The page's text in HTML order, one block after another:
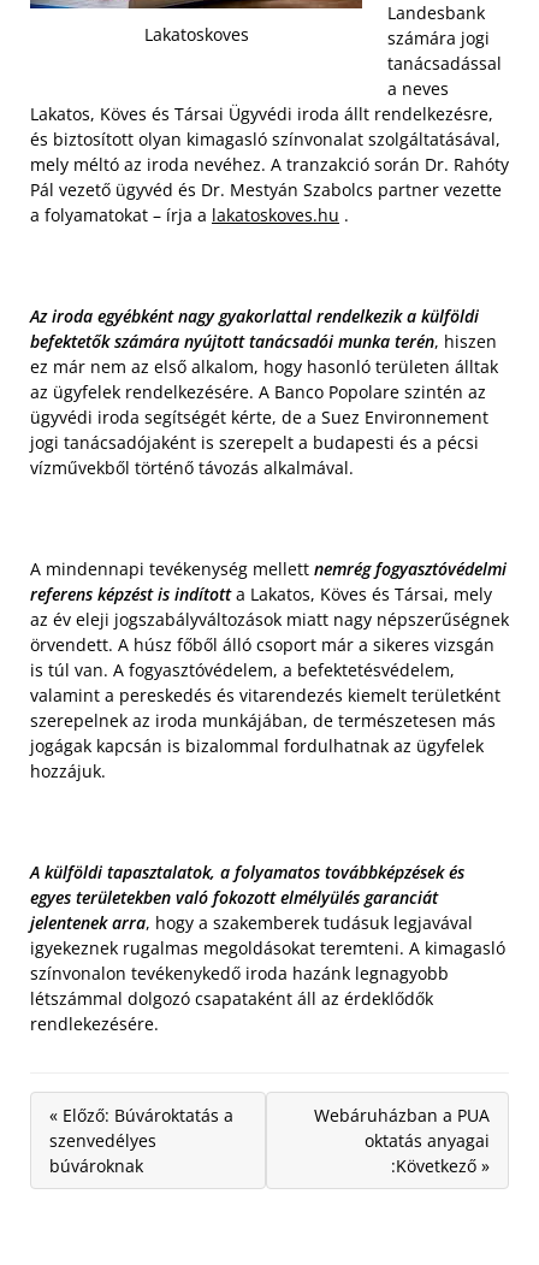
Lakatoskoves
Landesbank
számára jogi
tanácsadással
a neves
Lakatos, Köves és Társai Ügyvédi iroda állt rendelkezésre,
és biztosított olyan kimagasló színvonalat szolgáltatásával,
mely méltó az iroda nevéhez. A tranzakció során Dr. Rahóty
Pál vezető ügyvéd és Dr. Mestyán Szabolcs partner vezette
a folyamatokat – írja a lakatoskoves.hu .
Az iroda egyébként nagy gyakorlattal rendelkezik a külföldi
befektetők számára nyújtott tanácsadói munka terén, hiszen
ez már nem az első alkalom, hogy hasonló területen álltak
az ügyfelek rendelkezésére. A Banco Popolare szintén az
ügyvédi iroda segítségét kérte, de a Suez Environnement
jogi tanácsadójaként is szerepelt a budapesti és a pécsi
vízművekből történő távozás alkalmával.
A mindennapi tevékenység mellett nemrég fogyasztóvédelmi
referens képzést is indította Lakatos, Köves és Társai, mely
az év eleji jogszabályváltozások miatt nagy népszerűségnek
örvendett. A húsz főből álló csoport már a sikeres vizsgán
is túl van. A fogyasztóvédelem, a befektetésvédelem,
valamint a pereskedés és vitarendezés kiemelt területként
szerepelnek az iroda munkájában, de természetesen más
jogágak kapcsán is bizalommal fordulhatnak az ügyfelek
hozzájuk.
A külföldi tapasztalatok, a folyamatos továbbképzések és
egyes területekben való fokozott elmélyülés garanciát
jelentenek arra, hogy a szakemberek tudásuk legjavával
igyekeznek rugalmas megoldásokat teremteni. A kimagasló
színvonalon tevékenykedő iroda hazánk legnagyobb
létszámmal dolgozó csapataként áll az érdeklődők
rendlekezésére.
« Előző: Búvároktatás a
szenvedélyes
búvároknak
Webáruházban a PUA
oktatás anyagai
:Következő »